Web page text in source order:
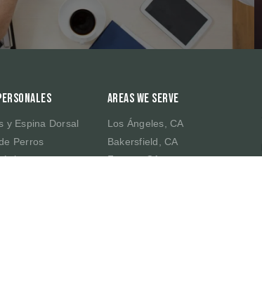
y Espina Dorsal
Perros
Areas We Serve
Los Ángeles, CA
Bakersfield, CA
Fresno, CA